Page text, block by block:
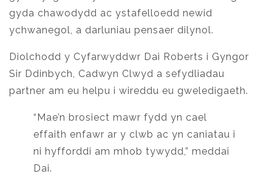
gyda chawodydd ac ystafelloedd newid
ychwanegol, a darluniau pensaer dilynol.
Diolchodd y Cyfarwyddwr Dai Roberts i Gyngor
Sir Ddinbych, Cadwyn Clwyd a sefydliadau
partner am eu helpu i wireddu eu gweledigaeth.
“Mae’n brosiect mawr fydd yn cael
effaith enfawr ar y clwb ac yn caniatau i
ni hyfforddi am mhob tywydd,” meddai
Dai.